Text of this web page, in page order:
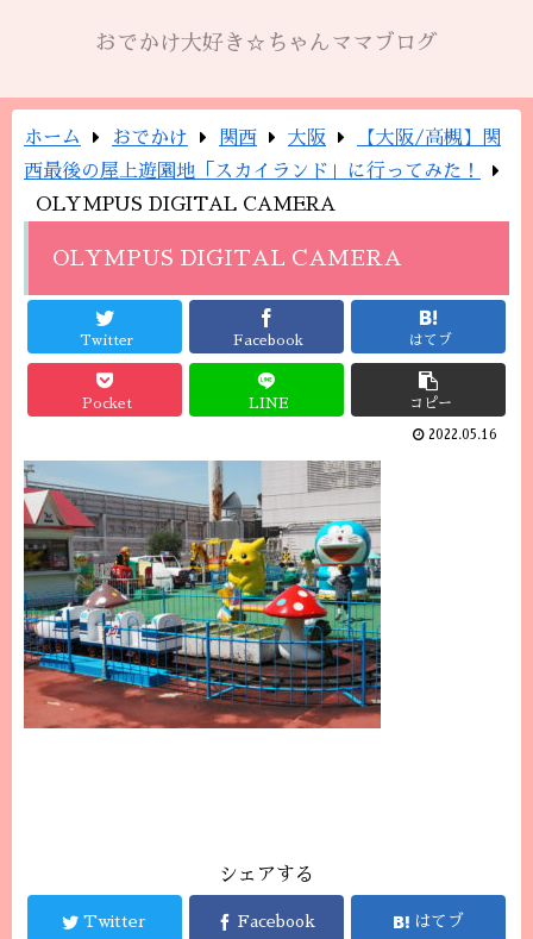
おでかけ大好き☆ちゃんママブログ
ホーム おでかけ 関西 大阪
【大阪/高槻】関
西最後の屋上遊園地「スカイランド」に行ってみた！
OLYMPUS DIGITAL CAMERA
OLYMPUS DIGITAL CAMERA
Twitter Facebook はてブ
Pocket LINE コピー
2022.05.16
シェアする
Twitter Facebook はてブ